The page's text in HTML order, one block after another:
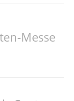
Messe